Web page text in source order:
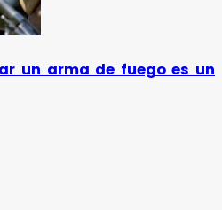
un arma de fuego es un